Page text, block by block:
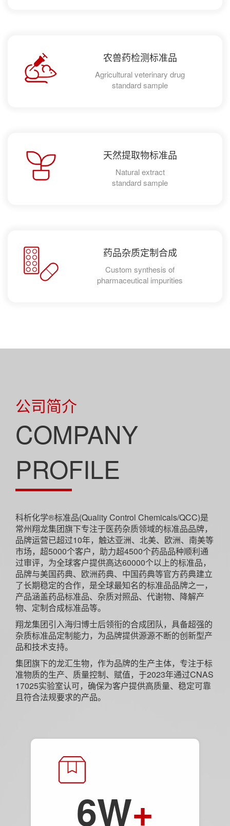
农兽药检测标准品
Agricultural veterinary drug
standard sample
天然提取物标准品
Natural extract
standard sample
药品杂质定制合成
Custom synthesis of
pharmaceutical impurities
公司简介
COMPANY
PROFILE
科析化学®标准品(Quality Control Chemicals/QCC)是
常州翔龙集团旗下专注于医药杂质领域的标准品品牌，
品牌运营已超过10年，触达亚洲、北美、欧洲、南美等
市场，超5000个客户，助力超4500个药品品种顺利通
过审评，为全球客户提供高达60000个以上的标准品，
品牌与美国药典、欧洲药典、中国药典等官方药典建立
了长期稳定的合作，是全球最知名的标准品品牌之一，
产品涵盖药品标准品、杂质对照品、代谢物、降解产
物、定制合成标准品等。
翔龙集团引入海归博士后领衔的合成团队，具备超强的
杂质标准品定制能力，为品牌提供源源不断的创新型产
品和技术支持。
集团旗下的龙汇生物，作为品牌的生产主体，专注于标
准物质的生产、质量控制、赋值，于2023年通过CNAS
17025实验室认可，确保为客户提供高质量、稳定可靠
且符合法规要求的产品。
6W+